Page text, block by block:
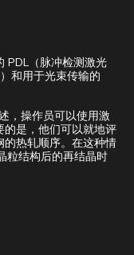
PDL（脉冲检测激光
和用于光束传输的
，操作员可以使用激
是，他们可以就地评
热轧顺序。在这种情
粒结构后的再结晶时